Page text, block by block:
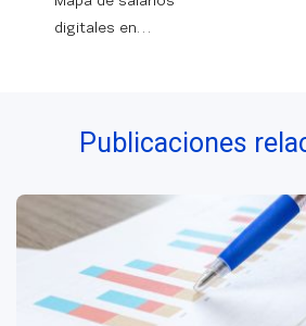
digitales en
Publicaciones